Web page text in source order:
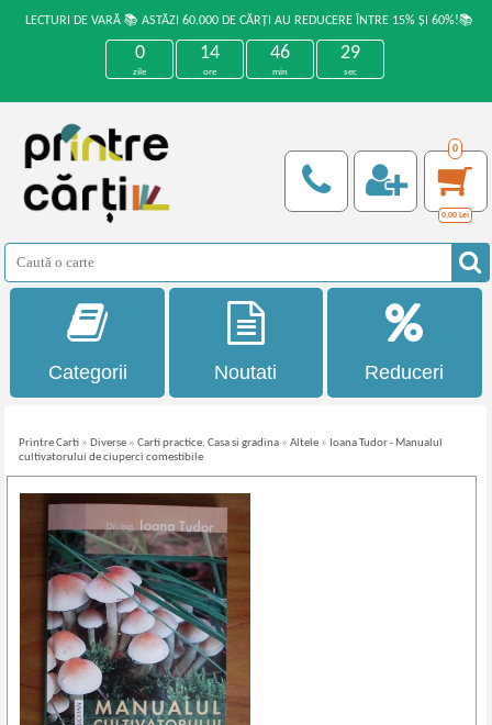
LECTURI DE VARĂ 📚 ASTĂZI 60.000 DE CĂRȚI AU REDUCERE ÎNTRE 15% ȘI 60%!📚
0
zile
14
ore
46
min
29
sec
0
0,00 Lei
Categorii Noutati Reduceri
Printre Carti » Diverse »Carti practice. Casa si gradina »Altele » Ioana Tudor - Manualul
cultivatorului de ciuperci comestibile